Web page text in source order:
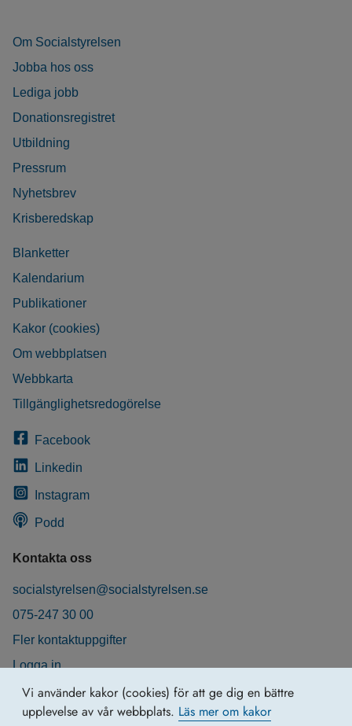
Vi använder kakor (cookies) för att ge dig en bättre
upplevelse av vår webbplats. Läs mer om kakor
Om Socialstyrelsen
Jobba hos oss
Lediga jobb
Donationsregistret
Utbildning
Pressrum
Nyhetsbrev
Krisberedskap
Blanketter
Kalendarium
Publikationer
Kakor (cookies)
Om webbplatsen
Webbkarta
Tillgänglighetsredogörelse
Facebook
Linkedin
Instagram
Podd
Kontakta oss
socialstyrelsen@socialstyrelsen.se
075-247 30 00
Fler kontaktuppgifter
Logga in
Behandling av personuppgifter